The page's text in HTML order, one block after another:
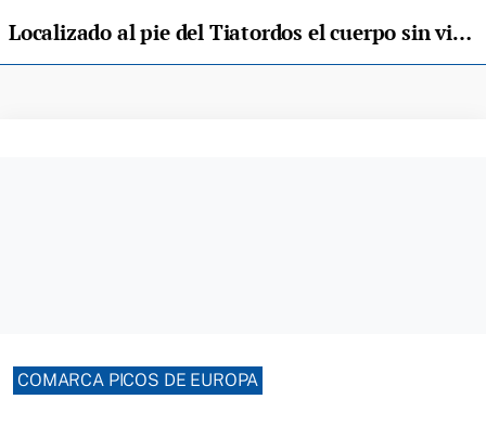
Localizado al pie del Tiatordos el cuerpo sin vida de un montañero que practicaba salto base en Ponga
COMARCA PICOS DE EUROPA